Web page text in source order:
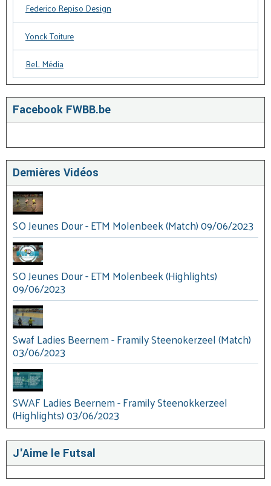
Federico Repiso Design
Yonck Toiture
BeL Média
Facebook FWBB.be
Dernières Vidéos
SO Jeunes Dour - ETM Molenbeek (Match) 09/06/2023
SO Jeunes Dour - ETM Molenbeek (Highlights)
09/06/2023
Swaf Ladies Beernem - Framily Steenokerzeel (Match)
03/06/2023
SWAF Ladies Beernem - Framily Steenokkerzeel
(Highlights) 03/06/2023
J'Aime le Futsal